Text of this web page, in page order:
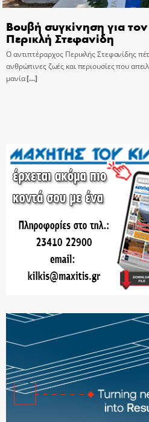
Βουβή συγκίνηση για
Περικλή Στεφανίδη
Ο αντιπτέραρχος Περικλής Στεφανίδης
ανθρώπινες ζωές και περιουσίες που
μανία[…]